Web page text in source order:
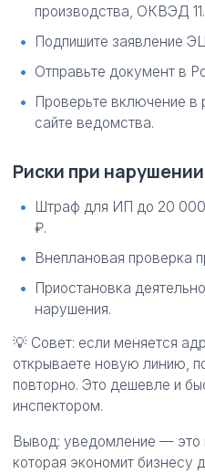
производства, ОКВЭД
Подпишите заявление
Отправьте документ в
Проверьте включение в
сайте ведомства.
Риски при нарушении
Штраф для ИП до 20
₽.
Внеплановая проверка
Приостановка
нарушения.
💡 Совет: если меняется
открываете новую линию,
повторно. Это дешевле и
инспектором.
Вывод: уведомление — это
которая экономит бизнесу